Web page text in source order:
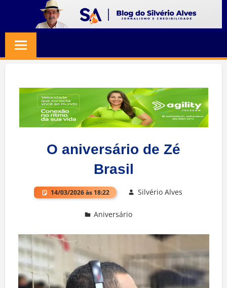
content
SILVERIO
ALVES
Jornalismo
Credibilidade
O aniversário de Zé
Brasil
14/03/2026 às 18:22 Silvério Alves
Aniversário